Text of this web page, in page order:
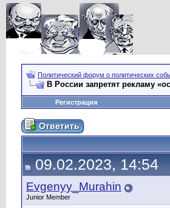
Политический форум о политических
В России запретят рекламу
Регистрация
09.02.2023, 14:54
Evgenyy_Murahin
Junior Member